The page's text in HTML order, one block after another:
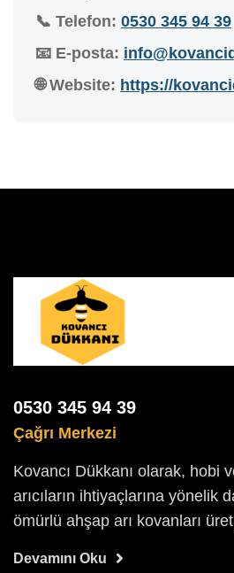
📞 Telefon: 0530 345 94 39
📧 E-posta:
🌐 Website: https://
0530 345 94 39
Çağrı Merkezi
Kovancı Dükkanı olarak, hobi
arıcıların ihtiyaçlarına yönelik
ömürlü ahşap arı kovanları
Devamını Oku